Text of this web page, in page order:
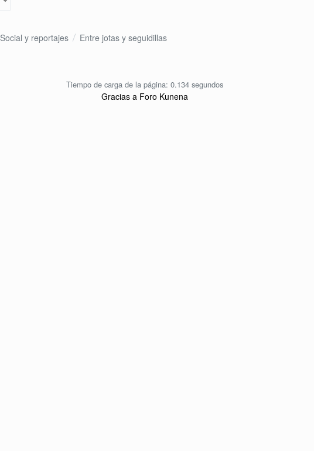
Social y reportajes Entre jotas y seguidillas
Tiempo de carga de la página: 0.134 segundos
Gracias a Foro Kunena